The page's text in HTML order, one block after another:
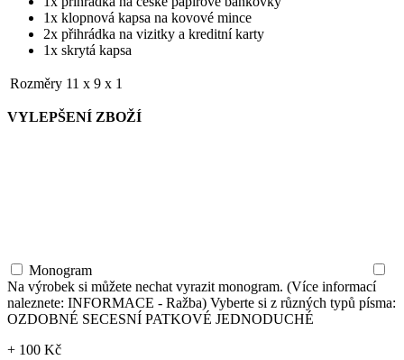
1x klopnová kapsa na kovové mince
2x přihrádka na vizitky a kreditní karty
1x skrytá kapsa
Rozměry 11 x 9 x 1
VYLEPŠENÍ ZBOŽÍ
Monogram
Na výrobek si můžete nechat vyrazit monogram. (Více informací
naleznete: INFORMACE - Ražba) Vyberte si z různých typů písma:
OZDOBNÉ SECESNÍ PATKOVÉ JEDNODUCHÉ
+ 100 Kč